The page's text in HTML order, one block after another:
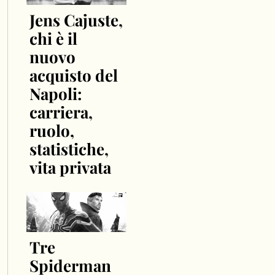
Jens Cajuste,
chi è il
nuovo
acquisto del
Napoli:
carriera,
ruolo,
statistiche,
vita privata
Tre
Spiderman